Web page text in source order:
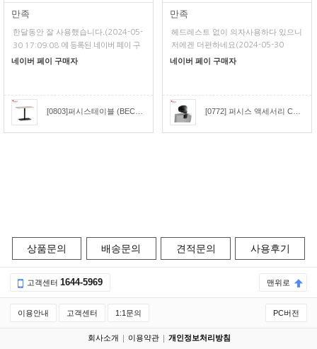
만족
한달동안 잘 사용했습니다. (2024-05-
30 17:09:08 에 등록된 네이버 페이 구
매평)
네이버 페이 구매자
[0803]퍼시스테이블 (BECONN)비콘직사각형 회의테이블(W:1000) [CCR010]
만족
헤드레스트 없이 의자사용하다 있으니
저에겐 더편하네요 (2024-05-30
11:17:26 에 등록된 네이버 페이 구매
네이버 페이 구매자
[0772] 퍼시스 액세서리 CHA4300용 헤드레스트 [CH4309H]
상품문의 배송문의 견적문의 사용후기
고객센터 1644-5969 맨위로
이용안내 고객센터 1:1문의 PC버전
회사소개 이용약관 개인정보처리방침